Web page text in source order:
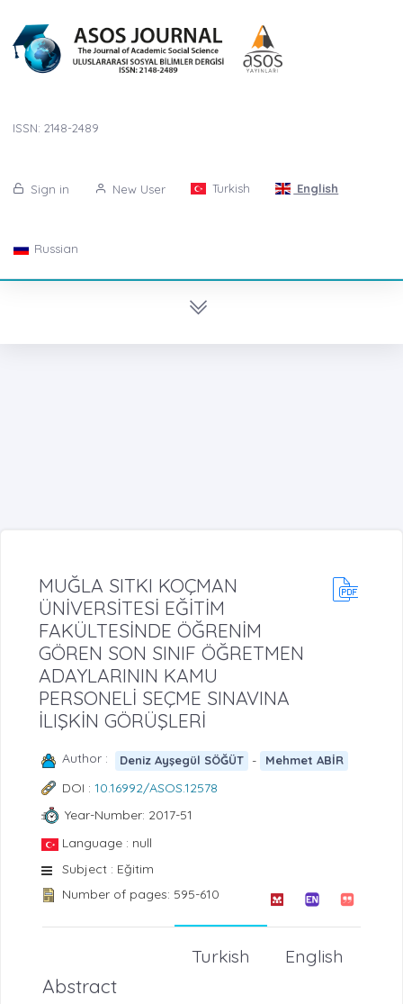
ISSN: 2148-2489
Sign in New User Turkish English
Russian
MUĞLA SITKI KOÇMAN
ÜNİVERSİTESİ EĞİTİM
FAKÜLTESİNDE ÖĞRENİM
GÖREN SON SINIF ÖĞRETMEN
ADAYLARININ KAMU
PERSONELİ SEÇME SINAVINA
İLIŞKİN GÖRÜŞLERİ
Author : Deniz Ayşegül SÖĞÜT - Mehmet ABİR
DOI : 10.16992/ASOS.12578
Year-Number: 2017-51
Language : null
Subject : Eğitim
Number of pages: 595-610
English
Turkish
Abstract